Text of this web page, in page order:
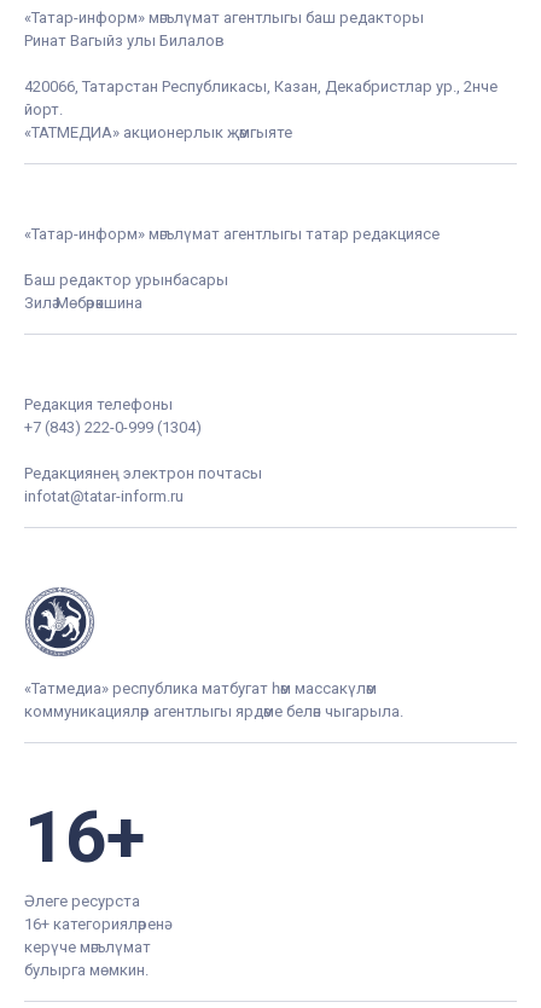
«Татар-информ» мәгълүмат агентлыгы баш редакторы
Ринат Вагыйз улы Билалов
420066, Татарстан Республикасы, Казан, Декабристлар ур., 2нче
йорт.
«ТАТМЕДИА» акционерлык җәмгыяте
«Татар-информ» мәгълүмат агентлыгы татар редакциясе
Баш редактор урынбасары
Зилә Мөбәрәкшина
Редакция телефоны
+7 (843) 222-0-999 (1304)
Редакциянең электрон почтасы
infotat@tatar-inform.ru
«Татмедиа» республика матбугат һәм массакүләм
коммуникацияләр агентлыгы ярдәме белән чыгарыла.
16+
Әлеге ресурста
16+ категорияләренә
керүче мәгълүмат
булырга мөмкин.